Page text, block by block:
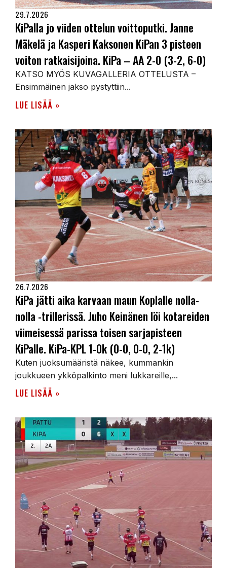
29.7.2026
KiPalla jo viiden ottelun voittoputki. Janne
Mäkelä ja Kasperi Kaksonen KiPan 3 pisteen
voiton ratkaisijoina. KiPa – AA 2-0 (3-2, 6-0)
KATSO MYÖS KUVAGALLERIA OTTELUSTA –
Ensimmäinen jakso pystyttiin...
LUE LISÄÄ »
26.7.2026
KiPa jätti aika karvaan maun Koplalle nolla-
nolla -trillerissä. Juho Keinänen löi kotareiden
viimeisessä parissa toisen sarjapisteen
KiPalle. KiPa-KPL 1-0k (0-0, 0-0, 2-1k)
Kuten juoksumääristä näkee, kummankin
joukkueen ykköpalkinto meni lukkareille,...
LUE LISÄÄ »